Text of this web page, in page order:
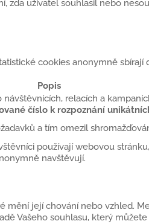
zda uživatel souhlasil nebo
cookies anonymně
Popis
relacích a
číslo k rozpoznání
a tím omezil
používají webovou
navštěvují.
její chování nebo vzhled.
Vašeho souhlasu, který